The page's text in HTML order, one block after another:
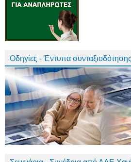
Οδηγίες - Έντυπα συνταξιοδότησης